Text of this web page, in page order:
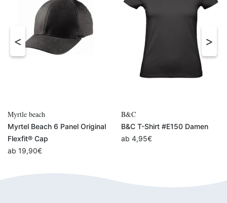
B&C
B&C T-Shirt #E150 Damen
ab4,95
B&C QUEEN Sweatshirt
ab